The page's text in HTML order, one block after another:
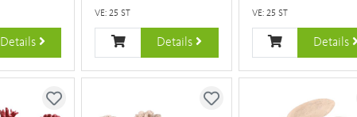
Details
VE: 25 ST
Details
VE: 25 ST
Details